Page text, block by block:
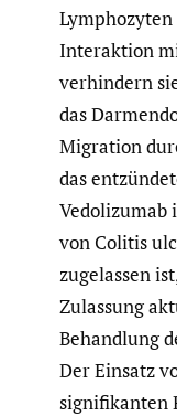
Interaktion
verhindern
das
Migration
das
Vedolizumab
von Colitis
zugelassen
Zulassung
Behandlung
Der Einsatz
signifikanten